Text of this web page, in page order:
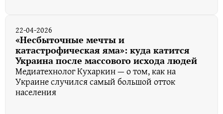
22-04-2026
«Несбыточные мечты и
катастрофическая яма»: куда катится
Украина после массового исхода людей
Медиатехнолог Кухаркин — о том, как на
Украине случился самый большой отток
населения